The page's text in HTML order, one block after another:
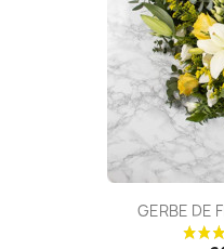
GERBE DE